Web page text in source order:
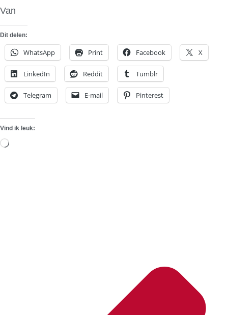
Van
Dit delen:
WhatsApp Print Facebook X
LinkedIn Reddit Tumblr
Telegram E-mail Pinterest
Vind ik leuk:
Aan